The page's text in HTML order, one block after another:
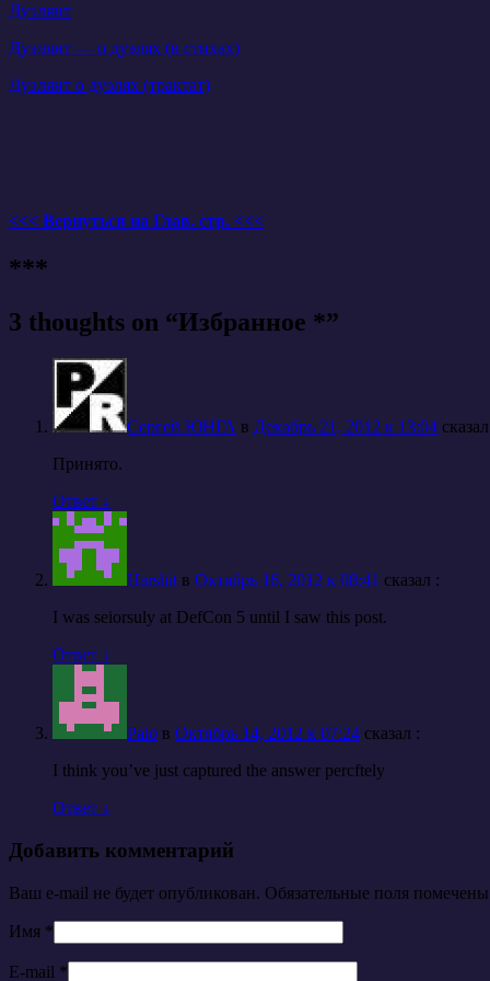
Дуэлянт
Дуэлянт — о дуэлях (в стихах)
Дуэлянт о дуэлях (трактат)
<<< Вернуться на Глав. стр. <<<
***
3 thoughts on “Избранное *”
Сергей ЮНГА в Декабрь 21, 2012 к 13:04
Принято.
Ответ ↓
Harshitв Октябрь 16, 2012 к 08:41 cказал :
I was seiorsuly at DefCon 5 until I saw this post.
Ответ ↓
Palo в Октябрь 14, 2012 к 07:24 cказал :
I think you’ve just captured the answer percftely
Ответ ↓
Добавить комментарий
Ваш e-mail не будет опубликован. Обязательные поля
Имя *
E-mail *